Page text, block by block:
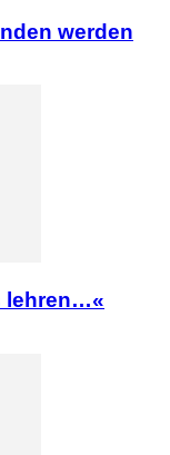
werden
lehren…«